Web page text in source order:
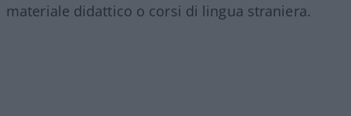
materiale didattico o corsi di lingua straniera.